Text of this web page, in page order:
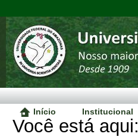
Início Institucional
Você está aqui: